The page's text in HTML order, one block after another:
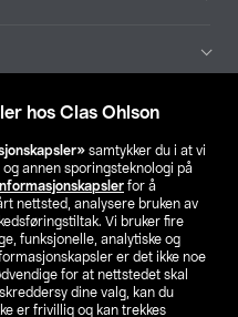
hos Clas Ohlson
samtykker du i at vi
annen sporingsteknologi på
for å
nettsted, analysere bruken av
Vi bruker fire
funksjonelle, analytiske og
er det ikke noe
for at nettstedet skal
dine valg, kan du
er frivillig og kan trekkes
butikk
FI